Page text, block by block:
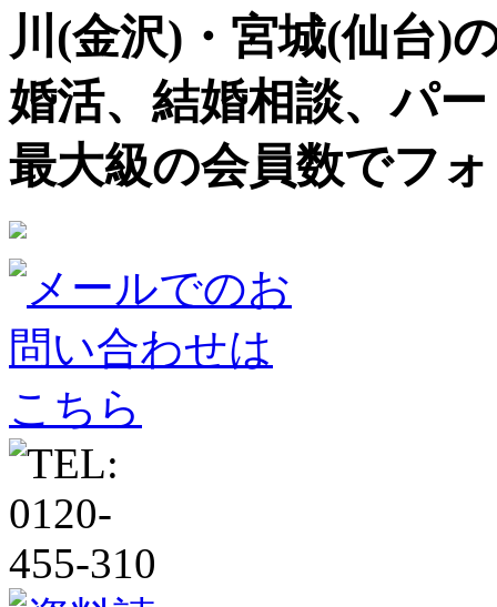
川(金沢)・宮城(仙台)
婚活、結婚相談、パ
最大級の会員数でフ